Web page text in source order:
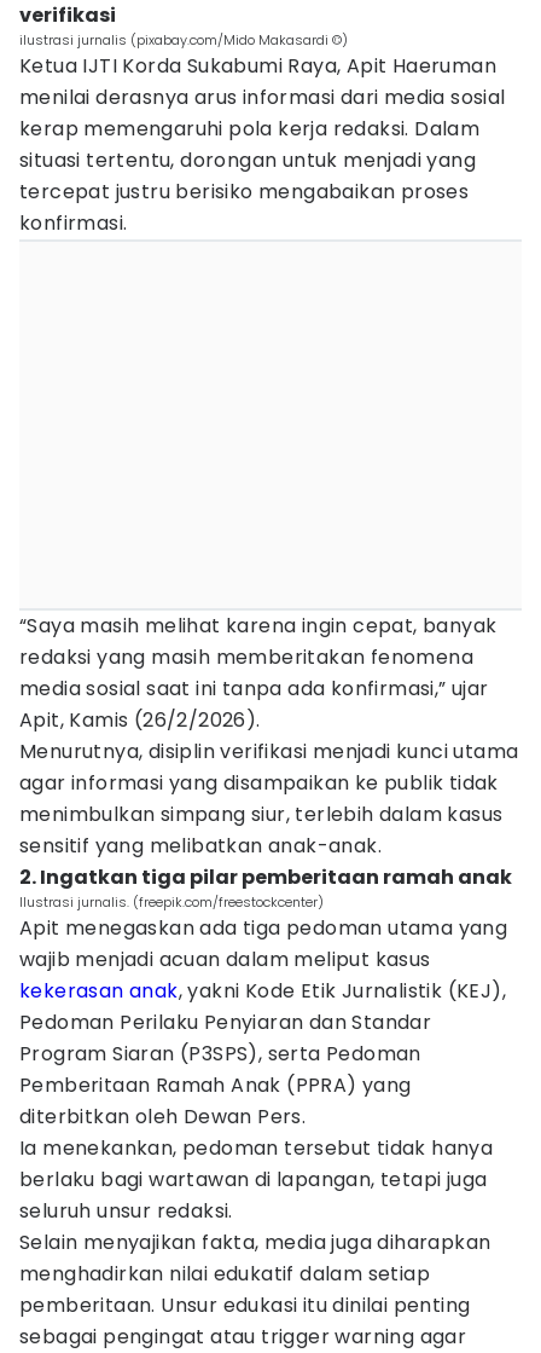
verifikasi
ilustrasi jurnalis (pixabay.com/Mido Makasardi ©️)
Ketua IJTI Korda Sukabumi Raya, Apit Haeruman
menilai derasnya arus informasi dari media sosial
kerap memengaruhi pola kerja redaksi. Dalam
situasi tertentu, dorongan untuk menjadi yang
tercepat justru berisiko mengabaikan proses
konfirmasi.
“Saya masih melihat karena ingin cepat, banyak
redaksi yang masih memberitakan fenomena
media sosial saat ini tanpa ada konfirmasi,” ujar
Apit, Kamis (26/2/2026).
Menurutnya, disiplin verifikasi menjadi kunci utama
agar informasi yang disampaikan ke publik tidak
menimbulkan simpang siur, terlebih dalam kasus
sensitif yang melibatkan anak-anak.
2. Ingatkan tiga pilar pemberitaan ramah anak
Ilustrasi jurnalis. (freepik.com/freestockcenter)
Apit menegaskan ada tiga pedoman utama yang
wajib menjadi acuan dalam meliput kasus
kekerasan anak, yakni Kode Etik Jurnalistik (KEJ),
Pedoman Perilaku Penyiaran dan Standar
Program Siaran (P3SPS), serta Pedoman
Pemberitaan Ramah Anak (PPRA) yang
diterbitkan oleh Dewan Pers.
Ia menekankan, pedoman tersebut tidak hanya
berlaku bagi wartawan di lapangan, tetapi juga
seluruh unsur redaksi.
Selain menyajikan fakta, media juga diharapkan
menghadirkan nilai edukatif dalam setiap
pemberitaan. Unsur edukasi itu dinilai penting
sebagai pengingat atau trigger warning agar